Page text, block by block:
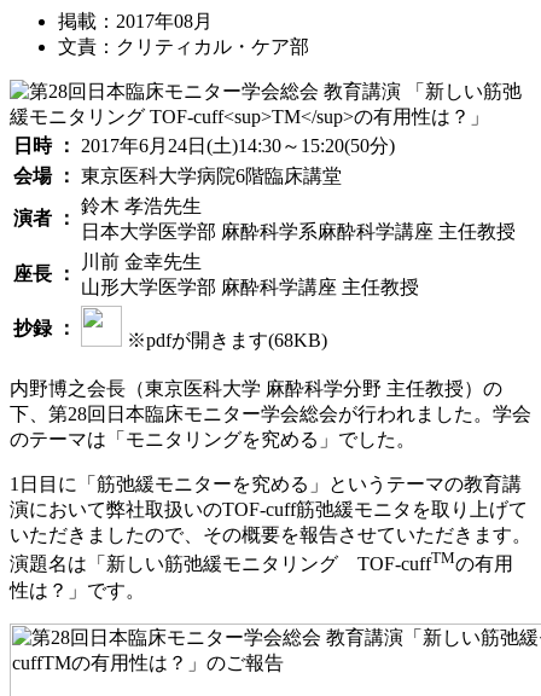
掲載：2017年08月
文責：クリティカル・ケア部
日時 ：
2017年6月24日(土)14:30～15:20(50分)
会場 ： 東京医科大学病院6階臨床講堂
演者 ：
鈴木 孝浩先生
日本大学医学部 麻酔科学系麻酔科学講座 主任教授
座長 ：
川前 金幸先生
山形大学医学部 麻酔科学講座 主任教授
抄録 ：
※pdfが開きます(68KB)
内野博之会長（東京医科大学 麻酔科学分野 主任教授）の
下、第28回日本臨床モニター学会総会が行われました。学会
のテーマは「モニタリングを究める」でした。
1日目に「筋弛緩モニターを究める」というテーマの教育講
演において弊社取扱いのTOF-cuff筋弛緩モニタを取り上げて
いただきましたので、その概要を報告させていただきます。
演題名は「新しい筋弛緩モニタリング TOF-cuffTMの有用
性は？」です。